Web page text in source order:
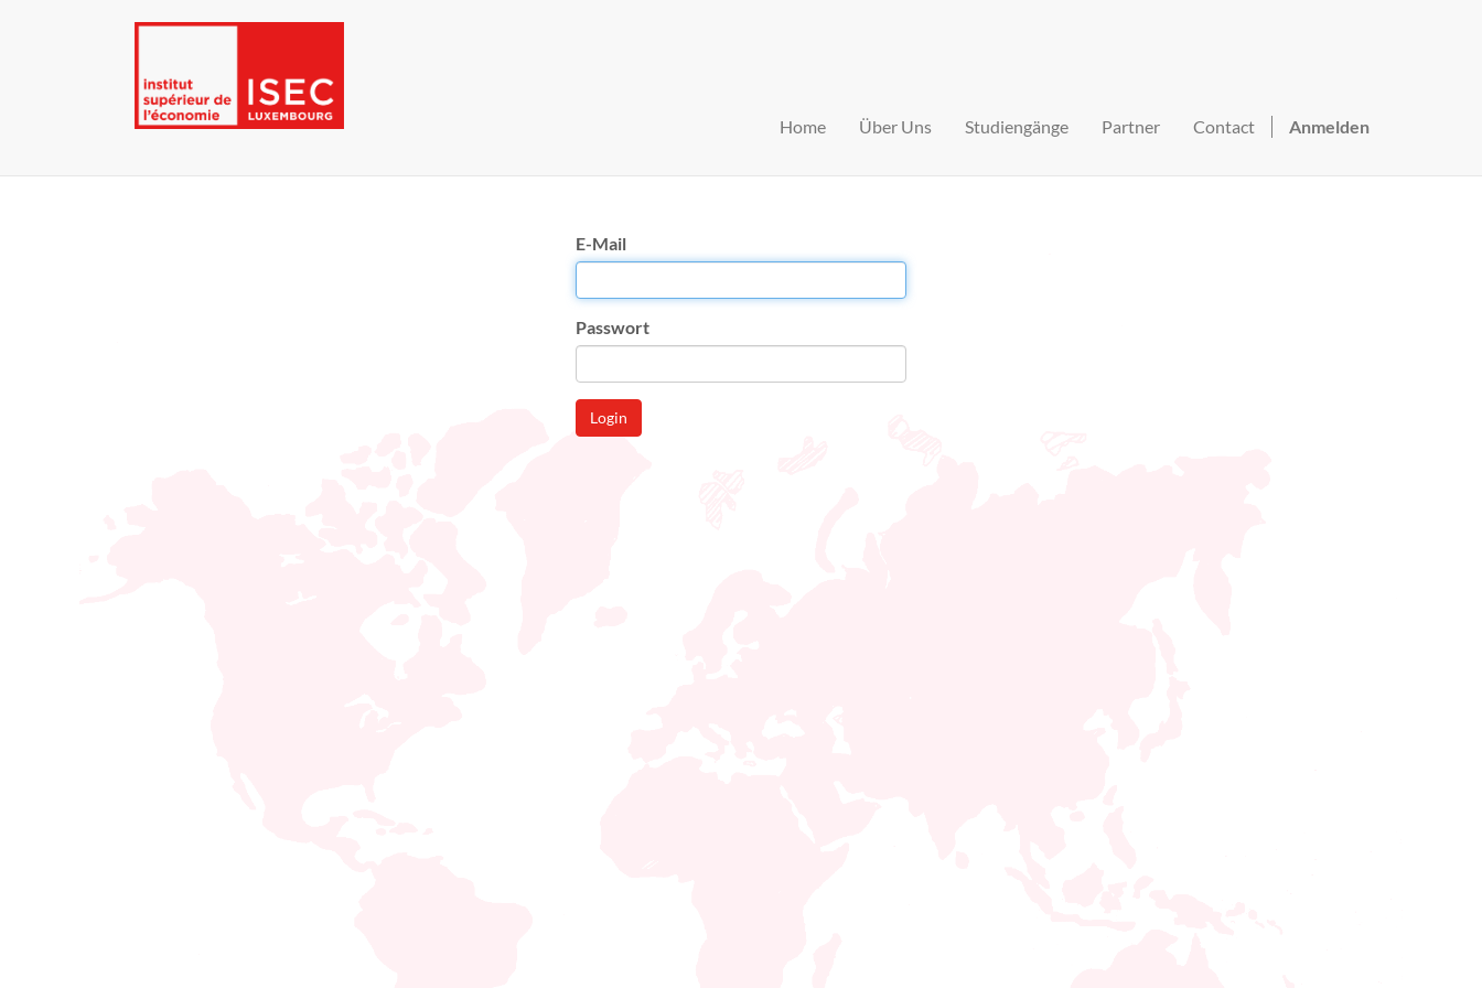
Home Über Uns Studiengänge Partner Contact Anmelden
E-Mail
Passwort
Login